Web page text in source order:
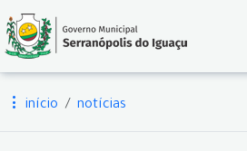
início notícias